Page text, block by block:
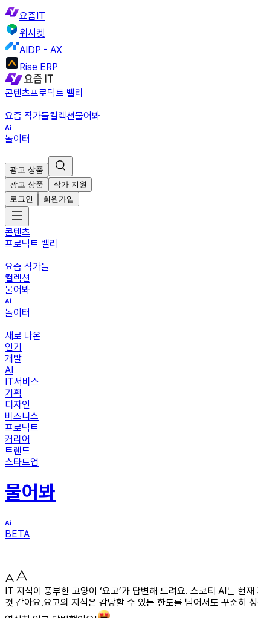
요즘IT
위시켓
AIDP - AX
Rise ERP
콘텐츠프로덕트 밸리
요즘 작가들컬렉션물어봐
놀이터
광고 상품
광고 상품
작가 지원
로그인
회원가입
콘텐츠
프로덕트 밸리
요즘 작가들
컬렉션
물어봐
놀이터
새로 나온
인기
개발
AI
IT서비스
기획
디자인
비즈니스
프로덕트
커리어
트렌드
스타트업
물어봐
BETA
IT 지식이 풍부한 고양이 ‘요고’가 답변해 드려요. 스코티 AI는 현
것 같아요.요고의 지식은 감당할 수 있는 한도를 넘어서도 꾸준히